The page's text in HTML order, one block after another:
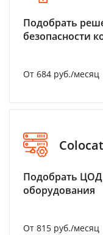
Подобрать
безопасности
От 684 руб./месяц
Подобрать
оборудования
От 815 руб./месяц